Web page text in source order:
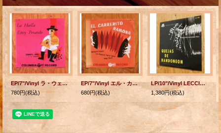
EP/7"/Vinyl ラ・ウェージャ 哀愁こめて ロベルト・フィルポ四重奏団 （1950's/1960's) COLOMBIA
780円(税込)
EP/7"/Vinyl エル・カレリーナ ラモーナ ロドルフォ・ビアジ楽団 (1950's/1960's) COLOMBIA
680円(税込)
LP/10"/Vinyl LECCION BAILABLE NO.2 QUEJAS DE BANDONEON （バンドネオンの歎き） ファン・ポリードとオルケスタ・ティピカ 他 (1950's-1960's) ANGEL
1,380円(税込)